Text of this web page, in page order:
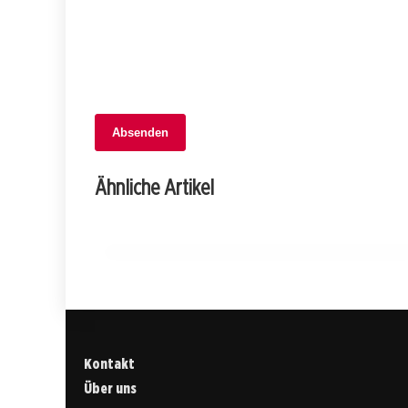
Absenden
Ähnliche Artikel
06. November 2025
Teenager verwechseln Gaspedal mit
Kontakt
Über uns